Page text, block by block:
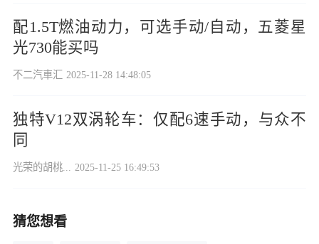
配1.5T燃油动力，可选手动/自动，五菱星
光730能买吗
不二汽車汇 2025-11-28 14:48:05
独特V12双涡轮车：仅配6速手动，与众不
同
光荣的胡桃... 2025-11-25 16:49:53
猜您想看